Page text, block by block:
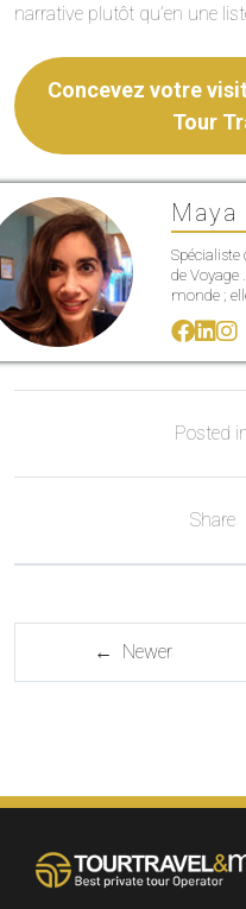
narrative plutôt qu’en une
Concevez votre
Tour
de Voyage
monde ;
Posted
Share
← Newer